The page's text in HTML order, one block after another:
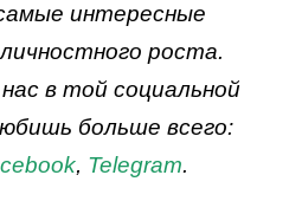
интересные
роста.
в той социальной
больше всего:
, Telegram.